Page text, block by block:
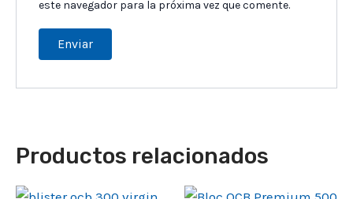
este navegador para la próxima vez que comente.
Productos relacionados